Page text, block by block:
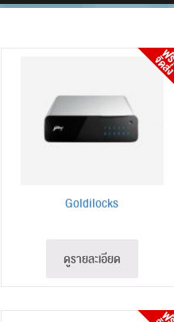
Goldilocks
ดูรายละเอียด